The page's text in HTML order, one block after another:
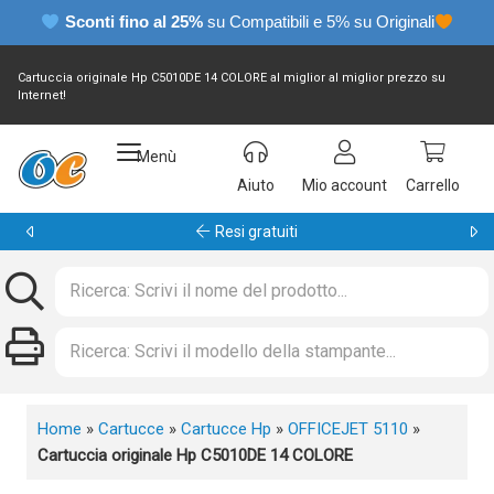
Sconti fino al 25% su Compatibili e 5% su Originali
Cartuccia originale Hp C5010DE 14 COLORE al miglior al miglior prezzo su
Internet!
Menù
Aiuto
Mio account Carrello
Garanzia 24 mesi
Home » Cartucce » Cartucce Hp » OFFICEJET 5110 »
Cartuccia originale Hp C5010DE 14 COLORE